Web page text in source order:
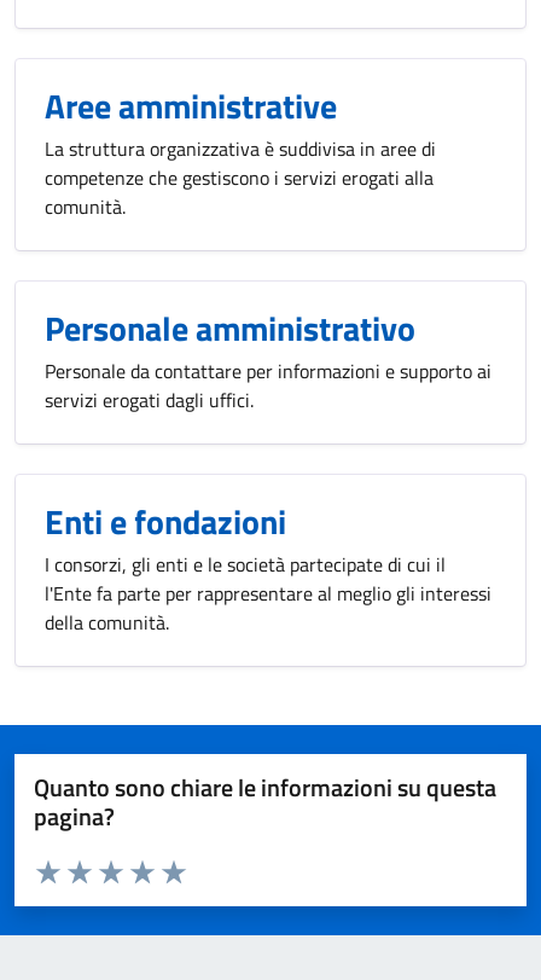
Aree amministrative
La struttura organizzativa è suddivisa in aree di
competenze che gestiscono i servizi erogati alla
comunità.
Personale amministrativo
Personale da contattare per informazioni e supporto ai
servizi erogati dagli uffici.
Enti e fondazioni
I consorzi, gli enti e le società partecipate di cui il
l'Ente fa parte per rappresentare al meglio gli interessi
della comunità.
Quanto sono chiare le informazioni su questa
pagina?
Valuta da 1 a 5 stelle la pagina
Valuta 5 stelle su 5
Valuta 4 stelle su 5
Valuta 3 stelle su 5
Valuta 2 stelle su 5
Valuta 1 stelle su 5